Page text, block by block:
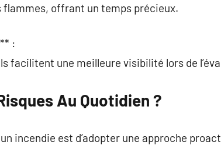
offrant un temps précieux.
:
facilitent une meilleure visibilité lors de
Au Quotidien ?
incendie est d’adopter une approche